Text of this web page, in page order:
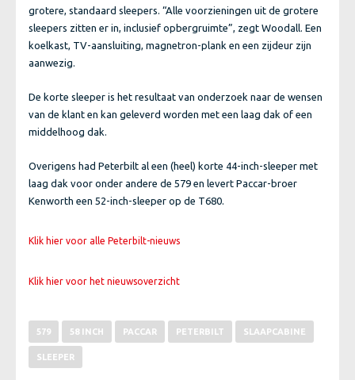
grotere, standaard sleepers. “Alle voorzieningen uit de grotere
sleepers zitten er in, inclusief opbergruimte”, zegt Woodall. Een
koelkast, TV-aansluiting, magnetron-plank en een zijdeur zijn
aanwezig.
De korte sleeper is het resultaat van onderzoek naar de wensen
van de klant en kan geleverd worden met een laag dak of een
middelhoog dak.
Overigens had Peterbilt al een (heel) korte 44-inch-sleeper met
laag dak voor onder andere de 579 en levert Paccar-broer
Kenworth een 52-inch-sleeper op de T680.
Klik hier voor alle Peterbilt-nieuws
Klik hier voor het nieuwsoverzicht
579 58 INCH PACCAR PETERBILT SLAAPCABINE
SLEEPER